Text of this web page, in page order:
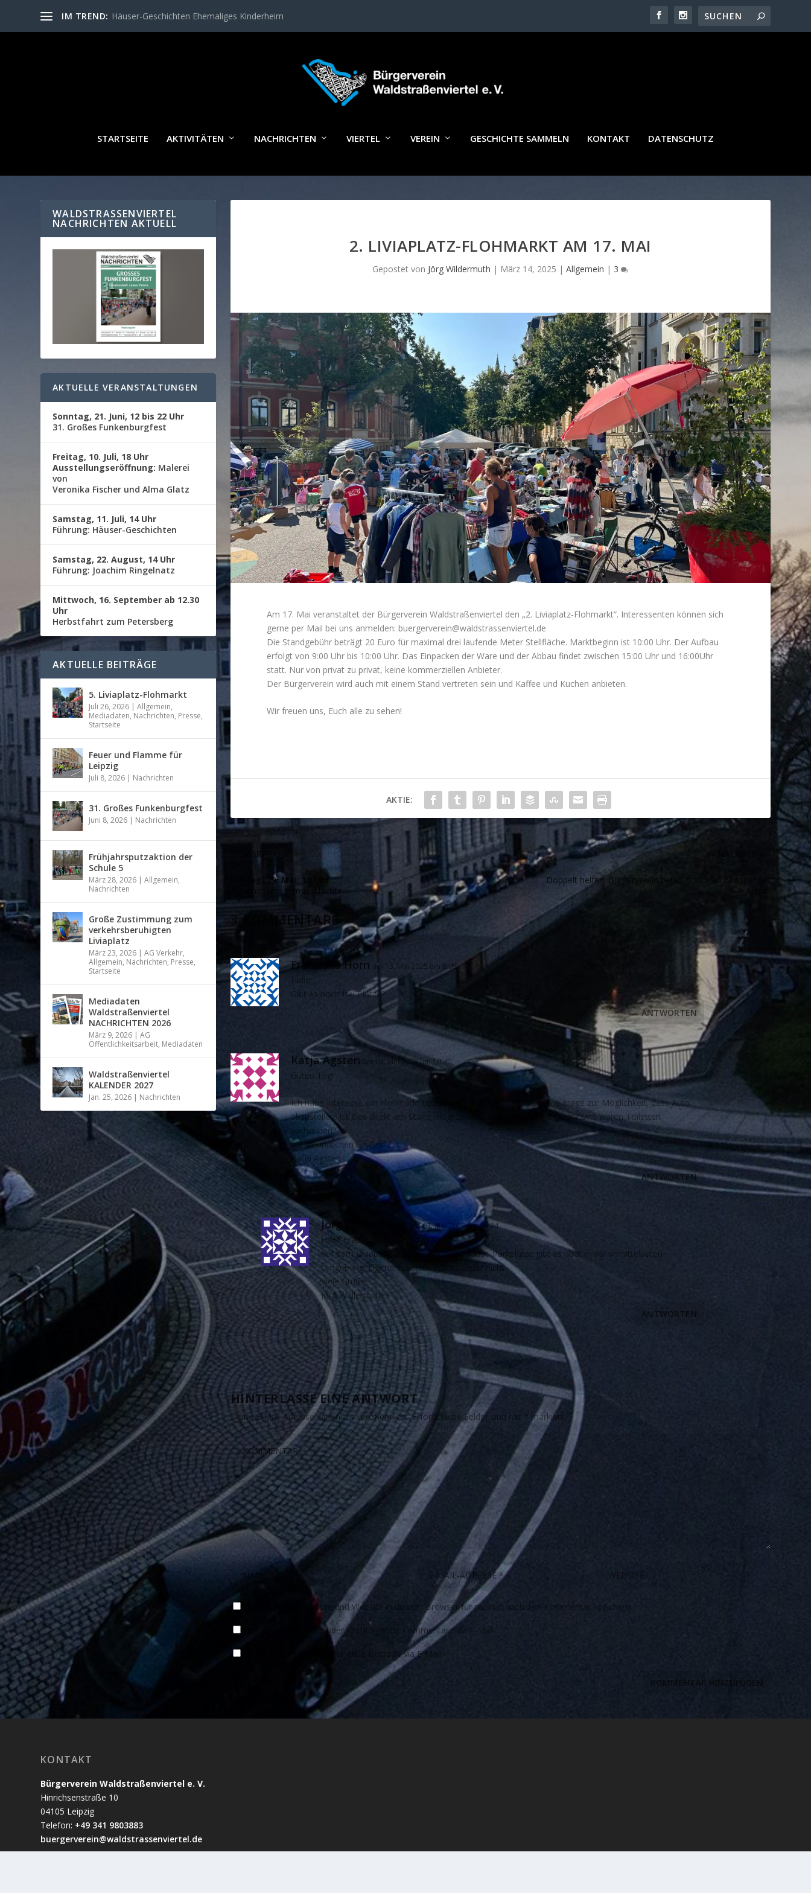
IM TREND: Häuser-Geschichten Ehemaliges Kinderheim
STARTSEITE AKTIVITÄTEN NACHRICHTEN VIERTEL VEREIN GESCHICHTE SAMMELN KONTAKT DATENSCHUTZ
2. LIVIAPLATZ-FLOHMARKT AM 17. MAI
Gepostet von Jörg Wildermuth | März 14, 2025 |Allgemein | 3
Am 17. Mai veranstaltet der Bürgerverein Waldstraßenviertel den „2. Liviaplatz-Flohmarkt“. Interessenten können sich
gerne per Mail bei uns anmelden: buergerverein@waldstrassenviertel.de
Die Standgebühr beträgt 20 Euro für maximal drei laufende Meter Stellfläche. Marktbeginn ist 10:00 Uhr. Der Aufbau
erfolgt von 9:00 Uhr bis 10:00 Uhr. Das Einpacken der Ware und der Abbau findet zwischen 15:00 Uhr und 16:00Uhr
statt. Nur von privat zu privat, keine kommerziellen Anbieter.
Der Bürgerverein wird auch mit einem Stand vertreten sein und Kaffee und Kuchen anbieten.
Wir freuen uns, Euch alle zu sehen!
AKTIE:
VORHERIGE
Freitag, 29. Mai, 19 Uhr
AG Kino- und Filmgeschichte
Doppelt helfen: Bürgerverein beteiligt sich an Blutspende-
3 KOMMENTARE
Franziska Horn am 15. Mai 2025 um 8:05
Hallo ,
Gibt es noch frei Plätze?
ANTWORTEN
Katja Agsten am 03. Mai 2025 um 10:40
Guten Tag!
Ich habe Interesse am Flohmarkt teilzunehmen. Habe aber noch eine Frage zur Möglichkeit, dass Auto
abzustellen. Ist dies direkt am Stand möglich oder sind nur Tische erlaubt? Und wären Toiletten
vorhanden?
mit freundlichen Grüßen
Katja Agsten
ANTWORTEN
Jörg Wildermuth am 03. Mai 2025 um 14:24
Hallo Frau Agsten,
auf dem Liviaplatz sind keine Autos erlaubt. Parkplätze gibt es aber in der unmittelbaten
Umgebung. Eigene Toiletten gibt es leider nicht.
Viele Grüße
Jörg Widlermuth
ANTWORTEN
HINTERLASSE EINE ANTWORT
Deine E-Mail-Adresse wird nicht veröffentlicht. Erforderliche Felder sind mit * markiert
Name, E-Mail-Adresse und Website in diesem Browser für meinen nächsten Kommentar speichern.
Benachrichtige mich über nachfolgende Kommentare via E-Mail.
Benachrichtige mich über neue Beiträge via E-Mail.
WALDSTRASSENVIERTEL N
ACHRICHTEN AKTUELL
AKTUELLE VERANSTALTUNGEN
Sonntag, 21. Juni, 12 bis 22 Uhr
31. Großes Funkenburgfest
Freitag, 10. Juli, 18 Uhr
Ausstellungseröffnung: Malerei
von
Veronika Fischer und Alma Glatz
Samstag, 11. Juli, 14 Uhr
Führung: Häuser-Geschichten
Samstag, 22. August, 14 Uhr
Führung: Joachim Ringelnatz
Mittwoch, 16. September ab 12.30
Uhr
Herbstfahrt zum Petersberg
AKTUELLE BEITRÄGE
5. Liviaplatz-Flohmarkt
Juli 26, 2026 |Allgemein,
Mediadaten, Nachrichten, Presse,
Startseite
Feuer und Flamme für
Leipzig
Juli 8, 2026 | Nachrichten
31. Großes Funkenburgfest
Juni 8, 2026 | Nachrichten
Frühjahrsputzaktion der
Schule 5
März 28, 2026 |Allgemein,
Nachrichten
Große Zustimmung zum
verkehrsberuhigten
Liviaplatz
März 23, 2026 |AG Verkehr,
Allgemein, Nachrichten, Presse,
Startseite
Mediadaten
Waldstraßenviertel
NACHRICHTEN 2026
März 9, 2026 |AG
Öffentlichkeitsarbeit, Mediadaten
Waldstraßenviertel
KALENDER 2027
Jan. 25, 2026 | Nachrichten
KONTAKT
Bürgerverein Waldstraßenviertel e. V.
Hinrichsenstraße 10
04105 Leipzig
Telefon: +49 341 9803883
buergerverein@waldstrassenviertel.de